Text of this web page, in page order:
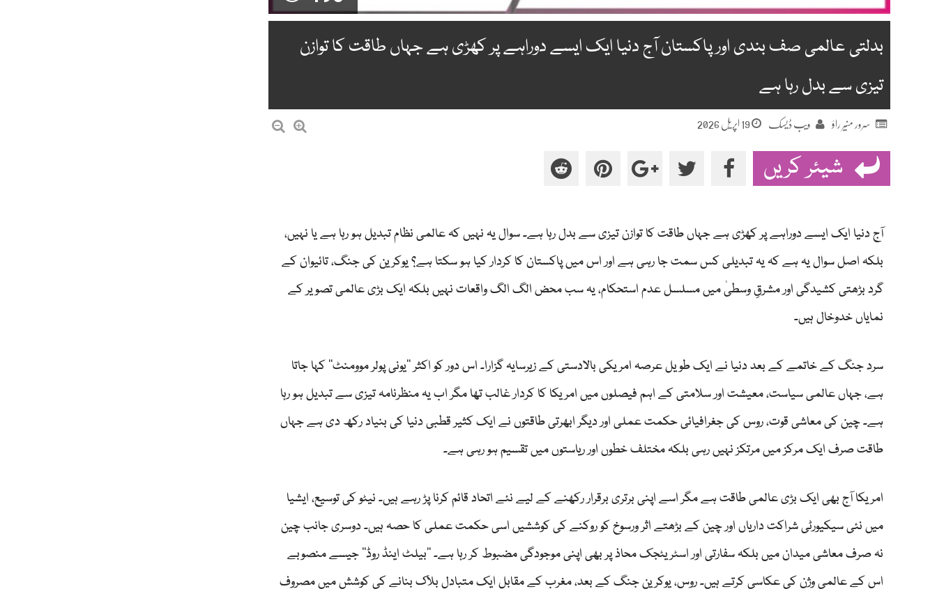
بدلتی عالمی صف بندی اور پاکستان آج دنیا ایک ایسے دوراہے پر کھڑی ہے جہاں طاقت کا توازن
تیزی سے بدل رہا ہے
سرور منیر راؤ ویب ڈیسک
شیئر کریں
آج دنیا ایک ایسے دوراہے پر کھڑی ہے جہاں طاقت کا توازن تیزی سے بدل رہا ہے۔ سوال یہ نہیں کہ عالمی نظام تبدیل ہو رہا ہے یا نہیں،
بلکہ اصل سوال یہ ہے کہ یہ تبدیلی کس سمت جا رہی ہے اور اس میں پاکستان کا کردار کیا ہو سکتا ہے؟ یوکرین کی جنگ، تائیوان کے
گرد بڑھتی کشیدگی اور مشرقِ وسطیٰ میں مسلسل عدم استحکام، یہ سب محض الگ الگ واقعات نہیں بلکہ ایک بڑی عالمی تصویر کے
نمایاں خدوخال ہیں۔
سرد جنگ کے خاتمے کے بعد دنیا نے ایک طویل عرصہ امریکی بالادستی کے زیرسایہ گزارا۔ اس دور کو اکثر ’’یونی پولر موومنٹ‘‘ کہا جاتا
ہے، جہاں عالمی سیاست، معیشت اور سلامتی کے اہم فیصلوں میں امریکا کا کردار غالب تھا مگر اب یہ منظرنامہ تیزی سے تبدیل ہو رہا
ہے۔ چین کی معاشی قوت، روس کی جغرافیائی حکمت عملی اور دیگر ابھرتی طاقتوں نے ایک کثیر قطبی دنیا کی بنیاد رکھ دی ہے جہاں
طاقت صرف ایک مرکز میں مرتکز نہیں رہی بلکہ مختلف خطوں اور ریاستوں میں تقسیم ہو رہی ہے۔
امریکا آج بھی ایک بڑی عالمی طاقت ہے مگر اسے اپنی برتری برقرار رکھنے کے لیے نئے اتحاد قائم کرنا پڑ رہے ہیں۔ نیٹو کی توسیع، ایشیا
میں نئی سیکیورٹی شراکت داریاں اور چین کے بڑھتے اثر ورسوخ کو روکنے کی کوششیں اسی حکمت عملی کا حصہ ہیں۔ دوسری جانب چین
نہ صرف معاشی میدان میں بلکہ سفارتی اور اسٹریٹجک محاذ پر بھی اپنی موجودگی مضبوط کر رہا ہے۔ ’’بیلٹ اینڈ روڈ‘‘ جیسے منصوبے
اس کے عالمی وژن کی عکاسی کرتے ہیں۔ روس، یوکرین جنگ کے بعد، مغرب کے مقابل ایک متبادل بلاک بنانے کی کوشش میں مصروف